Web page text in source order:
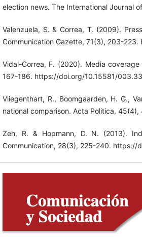
election news. The International Journal
Valenzuela, S. & Correa, T. (2009).
Communication Gazette, 71(3), 203-
Vidal-Correa, F. (2020). Media
167-186. https://doi.org/10.15581/
Vliegenthart, R., Boomgaarden, H. G.,
national comparison. Acta Politica,
Zeh, R. & Hopmann, D. N. (2013).
Communication, 28(3), 225-240. https://